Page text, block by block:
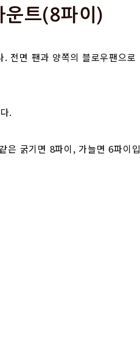
운트(8파이)
전면 팬과 양쪽의 블로우팬으로
.
은 굵기면 8파이, 가늘면 6파이입